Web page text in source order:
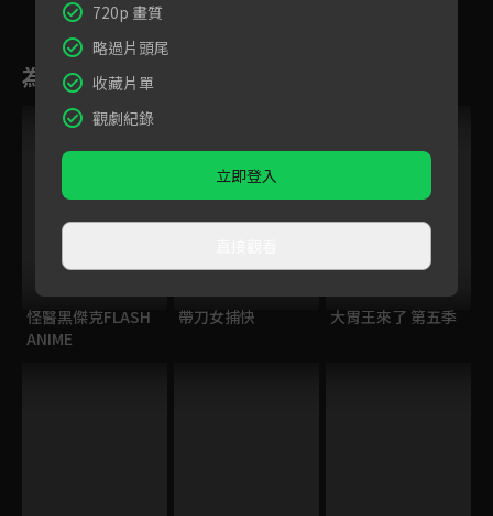
為您推薦
怪醫黑傑克FLASH
ANIME
帶刀女捕快 大胃王來了 第五季
720p 畫質
略過片頭尾
收藏片單
觀劇紀錄
立即登入